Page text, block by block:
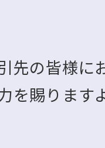
先の皆様に
を賜ります